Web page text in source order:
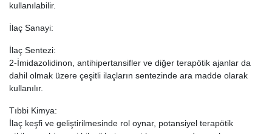
kullanılabilir.
İlaç Sanayi:
İlaç Sentezi:
2-İmidazolidinon, antihipertansifler ve diğer terapötik ajanlar da
dahil olmak üzere çeşitli ilaçların sentezinde ara madde olarak
kullanılır.
Tıbbi Kimya:
İlaç keşfi ve geliştirilmesinde rol oynar, potansiyel terapötik